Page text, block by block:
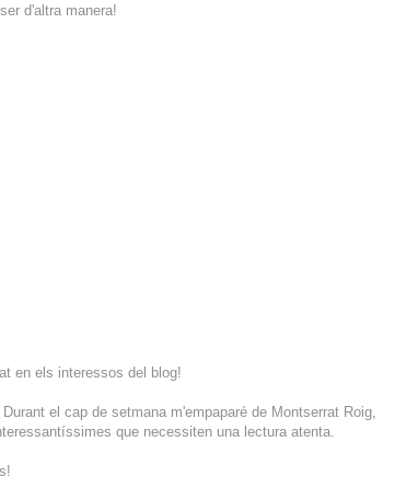
d'altra manera!
en els interessos del blog!
el cap de setmana m'empaparé de Montserrat Roig,
que necessiten una lectura atenta.